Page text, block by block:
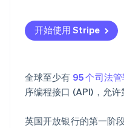
开始使用 Stripe
全球至少有 95 个司法管
序编程接口 (API)，允
英国开放银行的第一阶